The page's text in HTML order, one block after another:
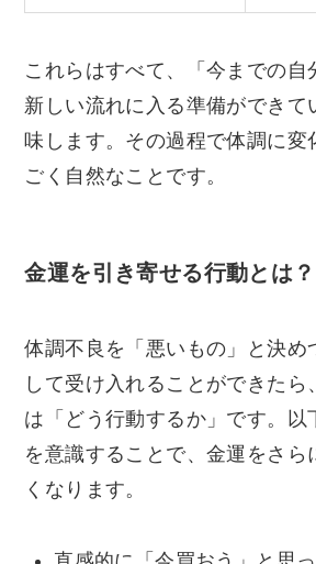
これらはすべて、「今までの自
新しい流れに入る準備ができて
味します。その過程で体調に変
ごく自然なことです。
金運を引き寄せる行動とは？
体調不良を「悪いもの」と決め
して受け入れることができたら
は「どう行動するか」です。以
を意識することで、金運をさら
くなります。